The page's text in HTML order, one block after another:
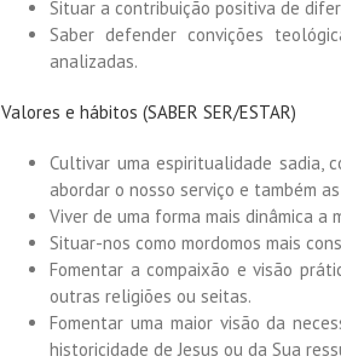
Situar a contribuição positiva de
Saber defender convições
analizadas.
Valores e hábitos (SABER SER/ESTAR)
Cultivar uma espiritualidade sadia,
abordar o nosso serviço e também
Viver de uma forma mais dinâmica a
Situar-nos como mordomos mais
Fomentar a compaixão e visão
outras religiões ou seitas.
Fomentar uma maior visão da
historicidade de Jesus ou da Sua